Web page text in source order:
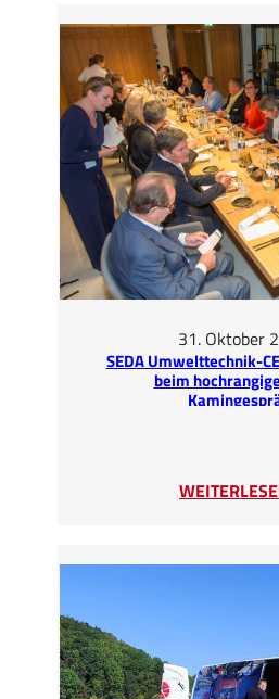
31. Oktober
SEDA Umwelttechnik-
beim